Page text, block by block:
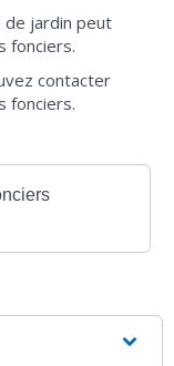
de jardin peut
fonciers.
contacter
fonciers.